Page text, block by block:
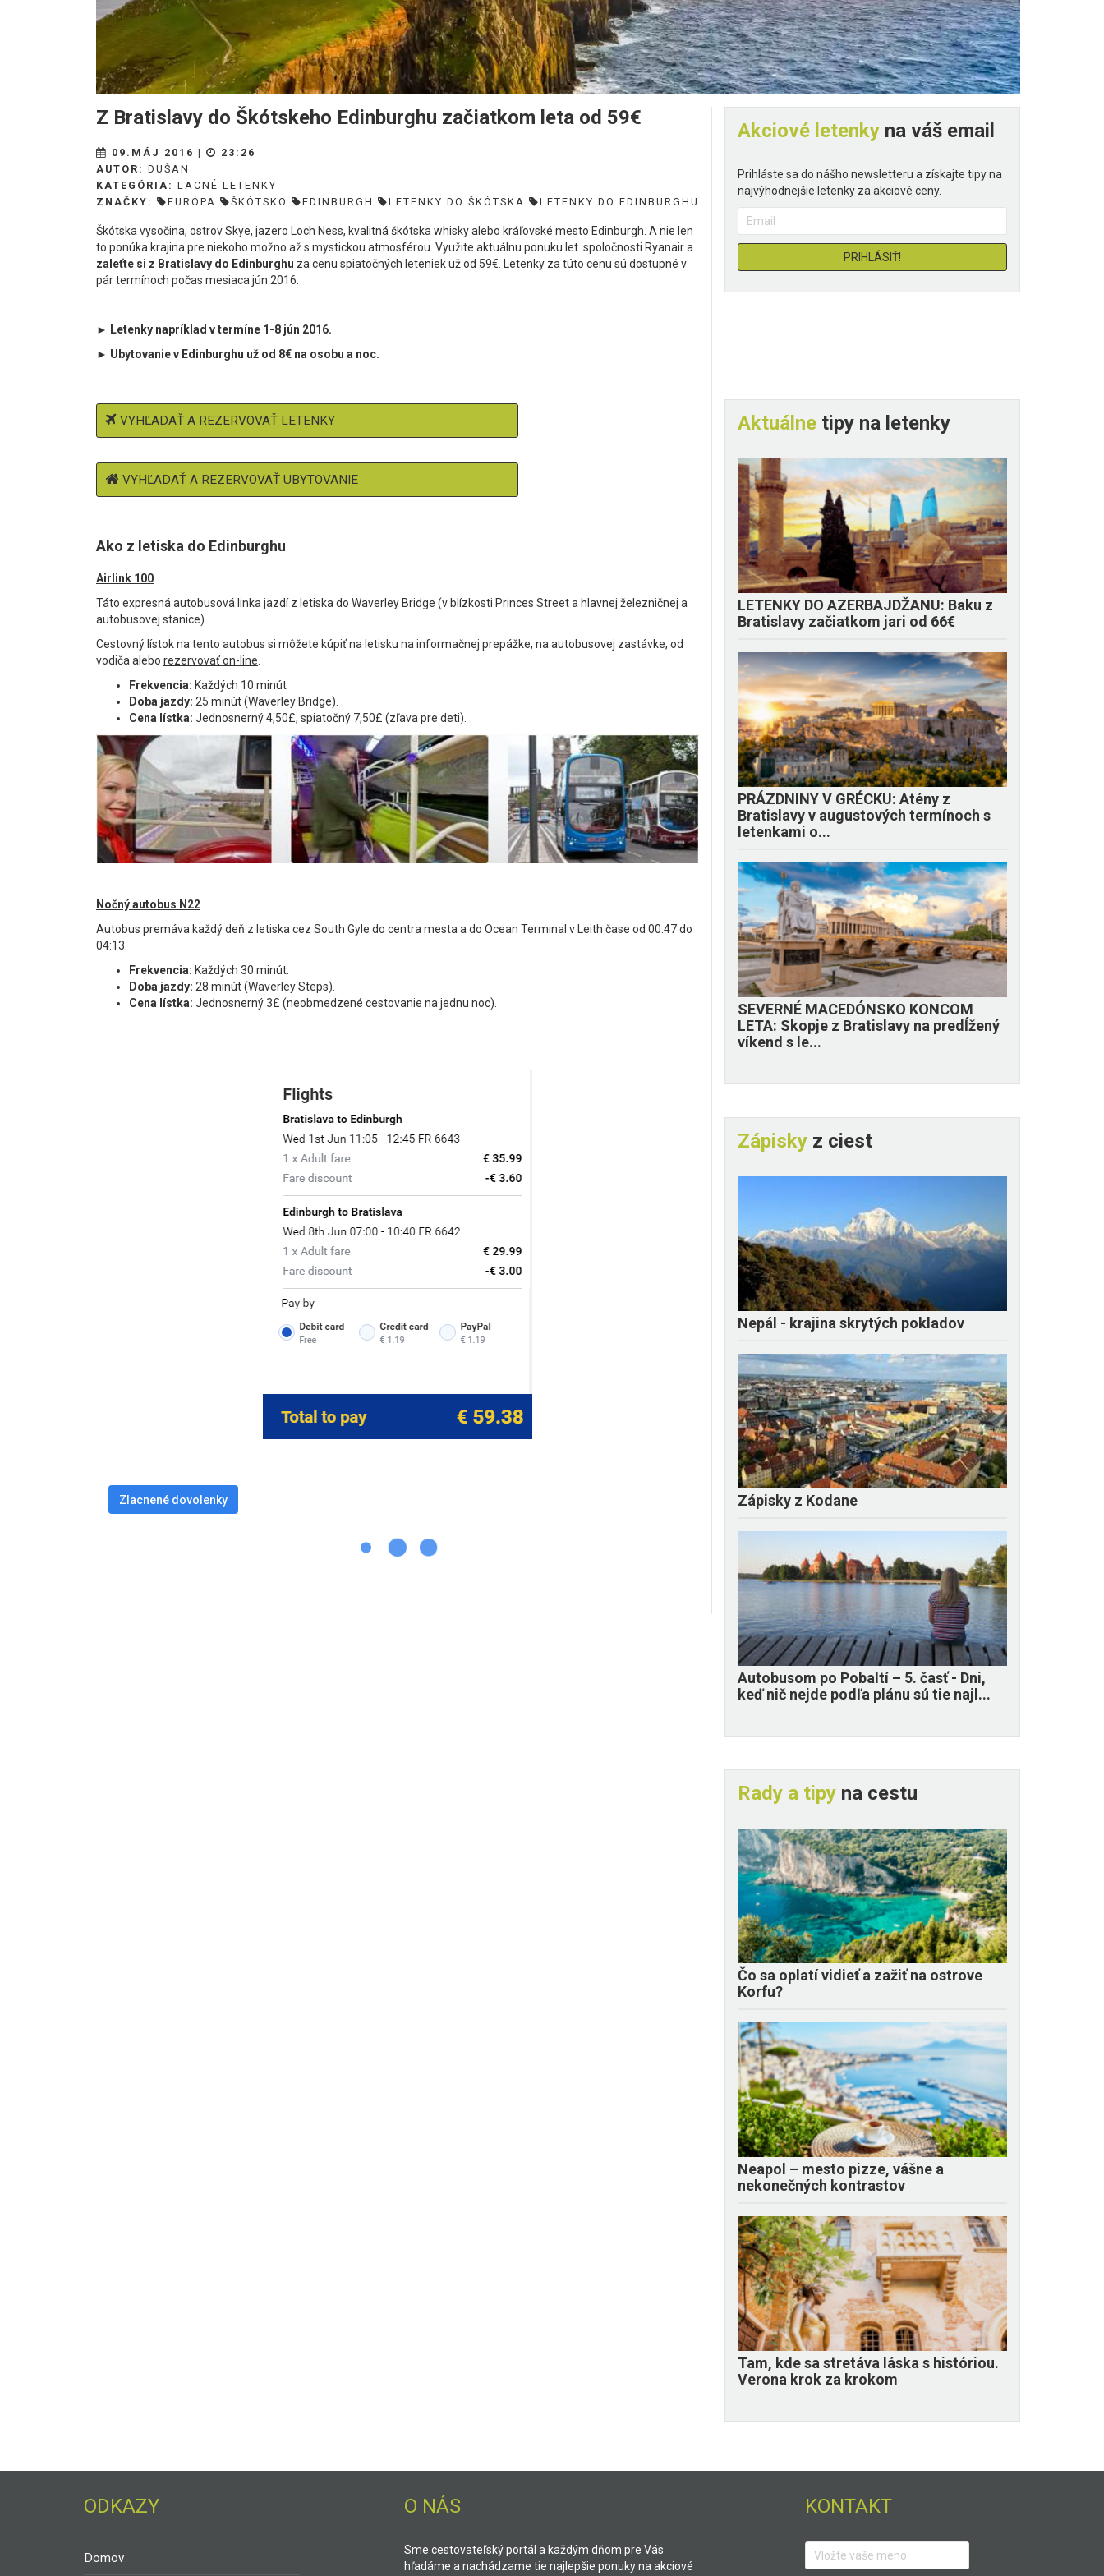
Z Bratislavy do Škótskeho Edinburghu začiatkom leta od 59€
09.MÁJ 2016 |
23:26
AUTOR: DUŠAN
KATEGÓRIA: LACNÉ LETENKY
ZNAČKY:
EURÓPA ŠKÓTSKO EDINBURGH LETENKY DO ŠKÓTSKA LETENKY DO EDINBURGHU
Škótska vysočina, ostrov Skye, jazero Loch Ness, kvalitná škótska whisky alebo kráľovské mesto Edinburgh. A nie len
to ponúka krajina pre niekoho možno až s mystickou atmosférou. Využite aktuálnu ponuku let. spoločnosti Ryanair a
zaleťte si z Bratislavy do Edinburghu za cenu spiatočných leteniek už od 59€. Letenky za túto cenu sú dostupné v
pár termínoch počas mesiaca jún 2016.
► Letenky napríklad v termíne 1-8 jún 2016.
► Ubytovanie v Edinburghu už od 8€ na osobu a noc.
VYHĽADAŤ A REZERVOVAŤ LETENKY
VYHĽADAŤ A REZERVOVAŤ UBYTOVANIE
Ako z letiska do Edinburghu
Airlink 100
Táto expresná autobusová linka jazdí z letiska do Waverley Bridge (v blízkosti Princes Street a hlavnej železničnej a
autobusovej stanice).
Cestovný lístok na tento autobus si môžete kúpiť na letisku na informačnej prepážke, na autobusovej zastávke, od
vodiča alebo rezervovať on-line
Frekvencia: Každých 10 minút
Doba jazdy: 25 minút (Waverley Bridge).
Cena lístka: Jednosnerný 4,50£, spiatočný 7,50£ (zľava pre deti).
Nočný autobus N22
Autobus premáva každý deň z letiska cez South Gyle do centra mesta a do Ocean Terminal v Leith čase od 00:47 do
04:13.
Frekvencia: Každých 30 minút.
Doba jazdy: 28 minút (Waverley Steps).
Cena lístka: Jednosnerný 3£ (neobmedzené cestovanie na jednu noc).
Zlacnené dovolenky
Akciové letenky na váš email
Prihláste sa do nášho newsletteru a získajte tipy na
najvýhodnejšie letenky za akciové ceny.
Aktuálne tipy na letenky
LETENKY DO AZERBAJDŽANU: Baku z
Bratislavy začiatkom jari od 66€
PRÁZDNINY V GRÉCKU: Atény z
Bratislavy v augustových termínoch s
letenkami o...
SEVERNÉ MACEDÓNSKO KONCOM
LETA: Skopje z Bratislavy na predĺžený
víkend s le...
Zápisky z ciest
Nepál - krajina skrytých pokladov
Zápisky z Kodane
​Autobusom po Pobaltí – 5. časť - Dni,
keď nič nejde podľa plánu sú tie najl...
Rady a tipy na cestu
Čo sa oplatí vidieť a zažiť na ostrove
Korfu?
Neapol – mesto pizze, vášne a
nekonečných kontrastov
Tam, kde sa stretáva láska s históriou.
Verona krok za krokom
ODKAZY
Domov
O NÁS
Sme cestovateľský portál a každým dňom pre Vás
hľadáme a nachádzame tie najlepšie ponuky na akciové
KONTAKT